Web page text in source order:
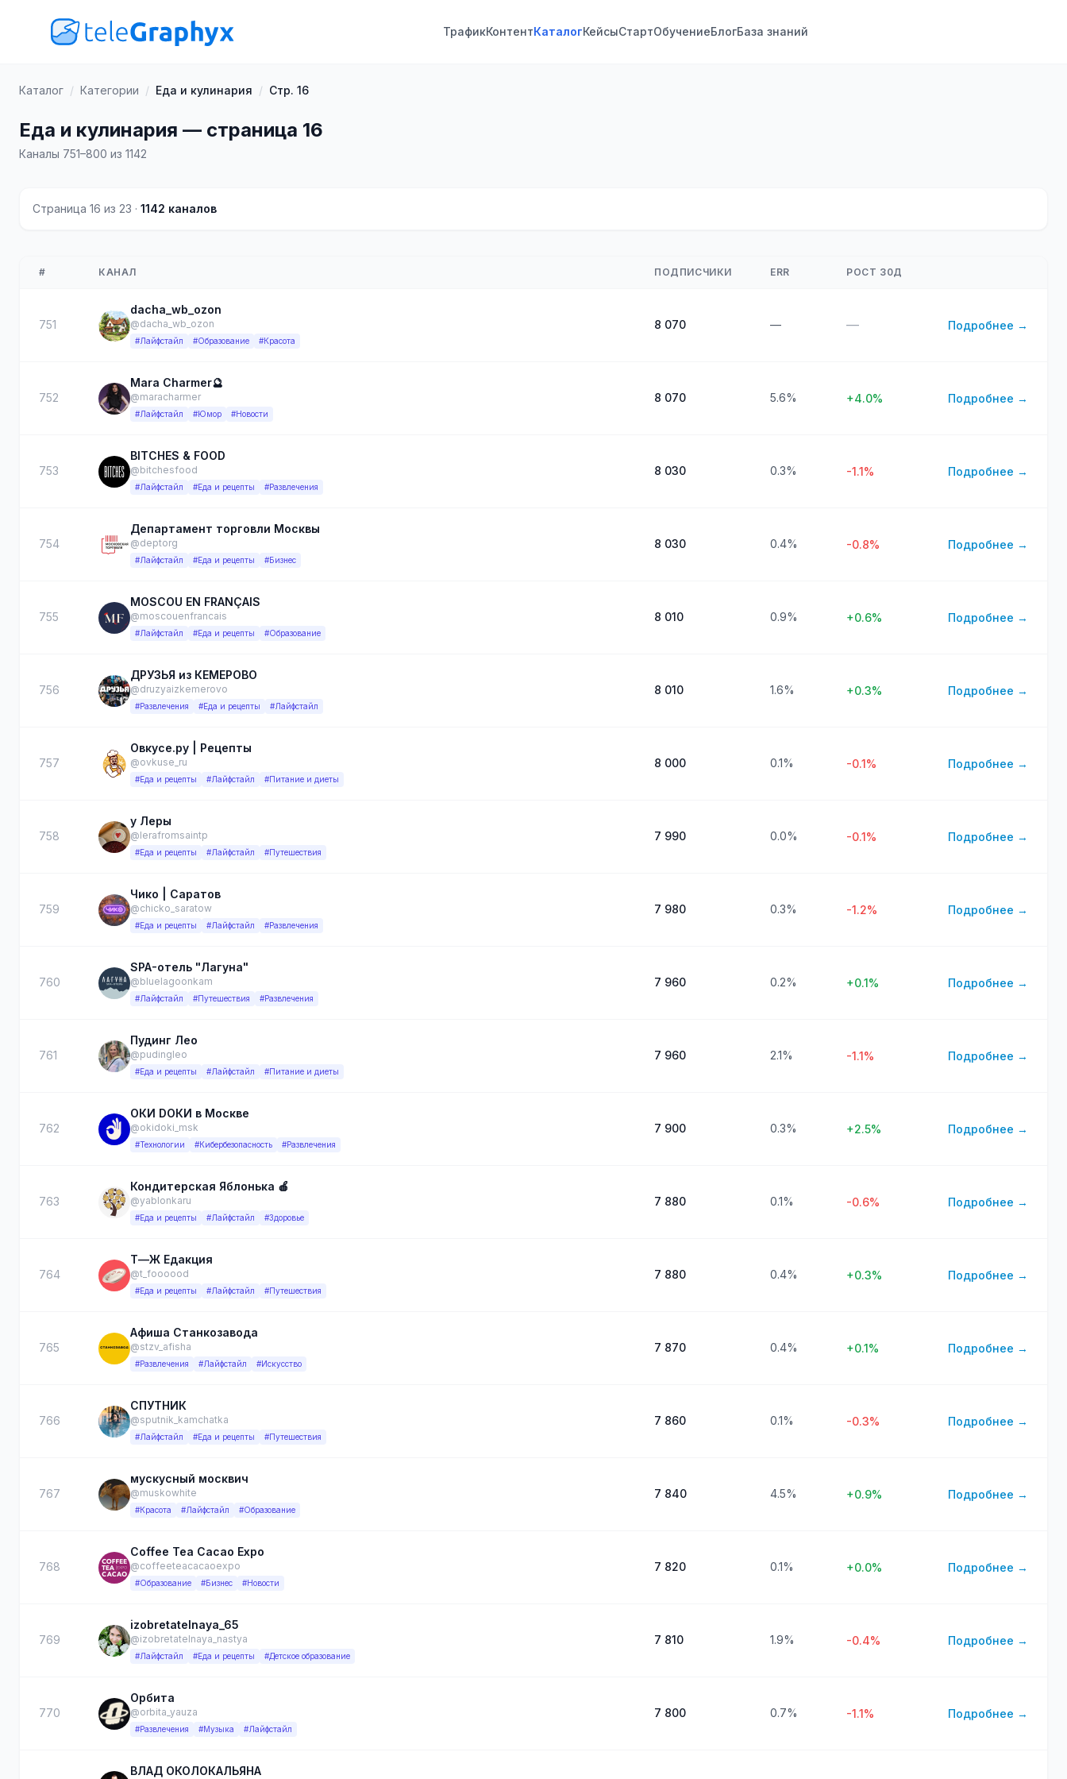
ТрафикКонтентКаталогКейсыСтартОбучениеБлогБаза знаний
Каталог / Категории / Еда и кулинария / Стр. 16
Еда и кулинария — страница 16
Каналы 751–800 из 1142
Страница 16 из 23 · 1142 каналов
# КАНАЛ ПОДПИСЧИКИ ERR РОСТ 30Д
751
dacha_wb_ozon
@dacha_wb_ozon
#Лайфстайл #Образование #Красота
8 070 — — Подробнее →
752
Mara Charmer🔮
@maracharmer
#Лайфстайл #Юмор #Новости
8 070 5.6% +4.0% Подробнее →
753
BITCHES & FOOD
@bitchesfood
#Лайфстайл #Еда и рецепты #Развлечения
8 030 0.3% -1.1% Подробнее →
754
Департамент торговли Москвы
@deptorg
#Лайфстайл #Еда и рецепты #Бизнес
8 030 0.4% -0.8% Подробнее →
755
MOSCOU EN FRANÇAIS
@moscouenfrancais
#Лайфстайл #Еда и рецепты #Образование
8 010 0.9% +0.6% Подробнее →
756
ДРУЗЬЯ из КЕМЕРОВО
@druzyaizkemerovo
#Развлечения #Еда и рецепты #Лайфстайл
8 010 1.6% +0.3% Подробнее →
757
Овкусе.ру | Рецепты
@ovkuse_ru
#Еда и рецепты #Лайфстайл #Питание и диеты
8 000 0.1% -0.1% Подробнее →
758
у Леры
@lerafromsaintp
#Еда и рецепты #Лайфстайл #Путешествия
7 990 0.0% -0.1% Подробнее →
759
Чико | Саратов
@chicko_saratow
#Еда и рецепты #Лайфстайл #Развлечения
7 980 0.3% -1.2% Подробнее →
760
SPA-отель "Лагуна"
@bluelagoonkam
#Лайфстайл #Путешествия #Развлечения
7 960 0.2% +0.1% Подробнее →
761
Пудинг Лео
@pudingleo
#Еда и рецепты #Лайфстайл #Питание и диеты
7 960 2.1% -1.1% Подробнее →
762
ОКИ DОКИ в Москве
@okidoki_msk
#Технологии #Кибербезопасность #Развлечения
7 900 0.3% +2.5% Подробнее →
763
Кондитерская Яблонька 🍎
@yablonkaru
#Еда и рецепты #Лайфстайл #Здоровье
7 880 0.1% -0.6% Подробнее →
764
Т—Ж Едакция
@t_foooood
#Еда и рецепты #Лайфстайл #Путешествия
7 880 0.4% +0.3% Подробнее →
765
Афиша Станкозавода
@stzv_afisha
#Развлечения #Лайфстайл #Искусство
7 870 0.4% +0.1% Подробнее →
766
CПУТНИК
@sputnik_kamchatka
#Лайфстайл #Еда и рецепты #Путешествия
7 860 0.1% -0.3% Подробнее →
767
мускусный москвич
@muskowhite
#Красота #Лайфстайл #Образование
7 840 4.5% +0.9% Подробнее →
768
Coffee Tea Cacao Expo
@coffeeteacacaoexpo
#Образование #Бизнес #Новости
7 820 0.1% +0.0% Подробнее →
769
izobretatelnaya_65
@izobretatelnaya_nastya
#Лайфстайл #Еда и рецепты #Детское образование
7 810 1.9% -0.4% Подробнее →
770
Орбита
@orbita_yauza
#Развлечения #Музыка #Лайфстайл
7 800 0.7% -1.1% Подробнее →
ВЛАД ОКОЛОКАЛЬЯНА